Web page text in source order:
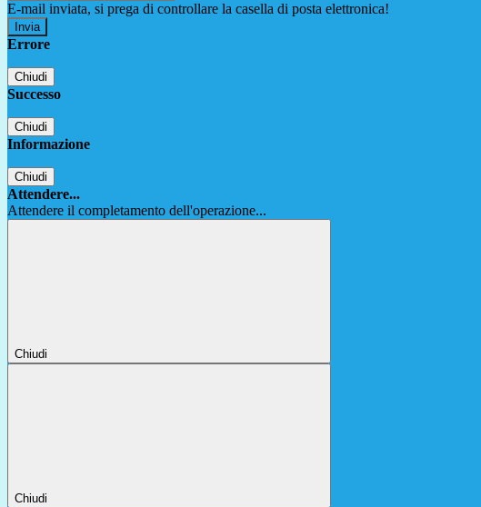
E-mail inviata, si prega di controllare la casella di posta elettronica!
Errore
Chiudi
Successo
Chiudi
Informazione
Chiudi
Attendere...
Attendere il completamento dell'operazione...
Chiudi
Chiudi